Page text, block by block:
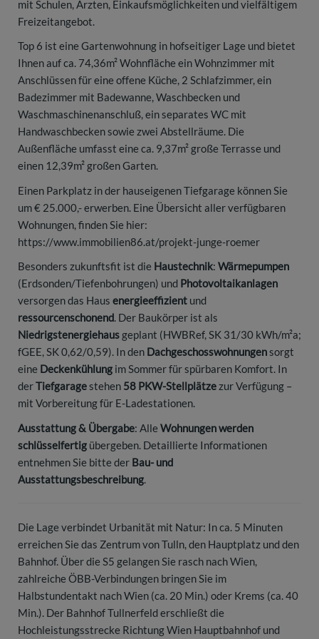
mit Schulen, Ärzten, Einkaufsmöglichkeiten und vielfältigem
Freizeitangebot.
Top 6 ist eine Gartenwohnung in hofseitiger Lage und bietet
Ihnen auf ca. 74,36m² Wohnfläche ein Wohnzimmer mit
Anschlüssen für eine offene Küche, 2 Schlafzimmer, ein
Badezimmer mit Badewanne, Waschbecken und
Waschmaschinenanschluß, ein separates WC mit
Handwaschbecken sowie zwei Abstellräume. Die
Außenfläche umfasst eine ca. 9,37m² große Terrasse und
einen 12,39m² großen Garten.
Einen Parkplatz in der hauseigenen Tiefgarage können Sie
um € 25.000,- erwerben. Eine Übersicht aller verfügbaren
Wohnungen, finden Sie hier:
https://www.immobilien86.at/projekt-junge-roemer
Besonders zukunftsfit ist die Haustechnik: Wärmepumpen
(Erdsonden/Tiefenbohrungen) und Photovoltaikanlagen
versorgen das Haus energieeffizient und
ressourcenschonend. Der Baukörper ist als
Niedrigstenergiehaus geplant (HWBRef, SK 31/30 kWh/m²a;
fGEE, SK 0,62/0,59). In den Dachgeschosswohnungensorgt
eine Deckenkühlung im Sommer für spürbaren Komfort. In
derTiefgaragestehen 58 PKW-Stellplätzezur Verfügung –
mit Vorbereitung für E-Ladestationen.
Ausstattung & Übergabe: Alle Wohnungen werden
schlüsselfertig übergeben. Detaillierte Informationen
entnehmen Sie bitte der Bau- und
Ausstattungsbeschreibung.
Die Lage verbindet Urbanität mit Natur: In ca. 5 Minuten
erreichen Sie das Zentrum von Tulln, den Hauptplatz und den
Bahnhof. Über die S5 gelangen Sie rasch nach Wien,
zahlreiche ÖBB-Verbindungen bringen Sie im
Halbstundentakt nach Wien (ca. 20 Min.) oder Krems (ca. 40
Min.). Der Bahnhof Tullnerfeld erschließt die
Hochleistungsstrecke Richtung Wien Hauptbahnhof und